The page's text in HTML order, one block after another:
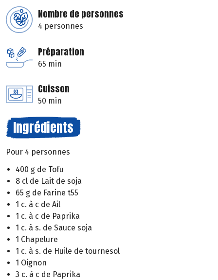
Nombre de personnes
4 personnes
Préparation
65 min
Cuisson
50 min
Ingrédients
Pour 4 personnes
400 g de Tofu
8 cl de Lait de soja
65 g de Farine t55
1 c. à c de Ail
1 c. à c de Paprika
1 c. à s. de Sauce soja
1 Chapelure
1 c. à s. de Huile de tournesol
1 Oignon
3 c. à c de Paprika